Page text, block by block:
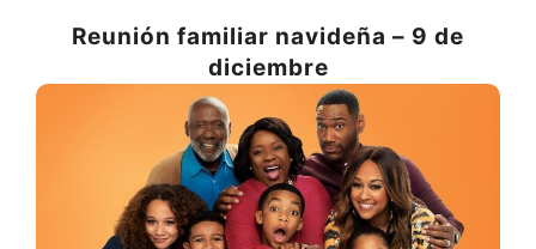
Reunión familiar navideña – 9 de
diciembre